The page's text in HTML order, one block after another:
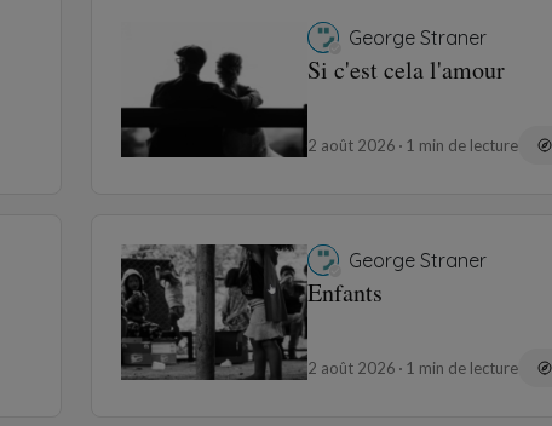
George Straner
Si c'est cela l'amour
2 août 2026 1 min de lecture
George Straner
Enfants
2 août 2026 1 min de lecture